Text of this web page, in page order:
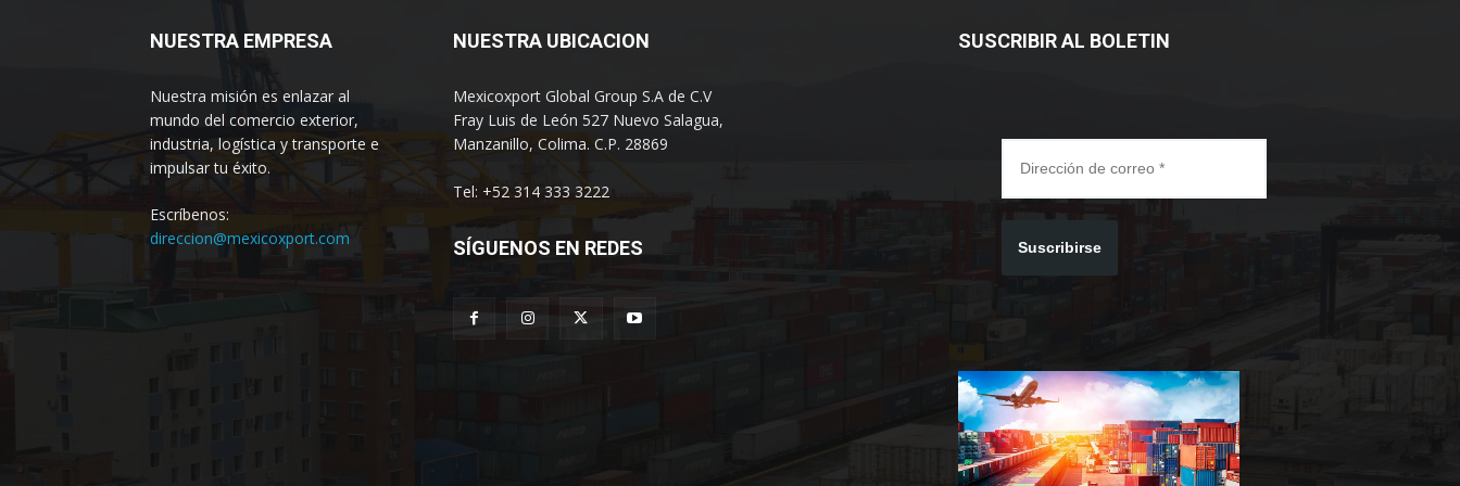
NUESTRA EMPRESA
Nuestra misión es enlazar al
mundo del comercio exterior,
industria, logística y transporte e
impulsar tu éxito.
Escríbenos:
direccion@mexicoxport.com
NUESTRA UBICACION
Mexicoxport Global Group S.A de C.V
Fray Luis de León 527 Nuevo Salagua,
Manzanillo, Colima. C.P. 28869
Tel: +52 314 333 3222
SÍGUENOS EN REDES
SUSCRIBIR AL BOLETIN
Suscribirse